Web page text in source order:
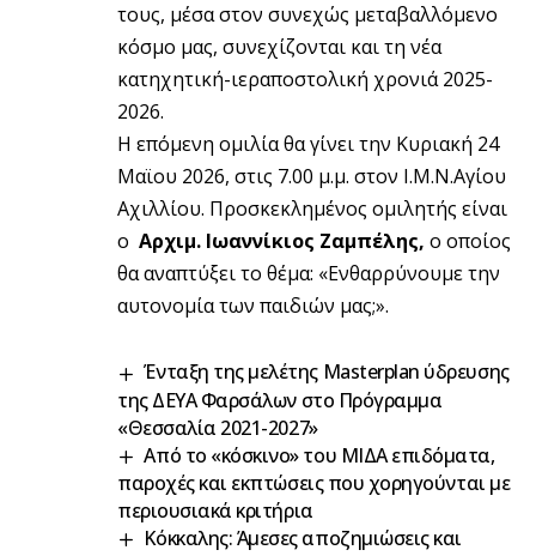
τους, μέσα στον συνεχώς μεταβαλλόμενο
κόσμο μας, συνεχίζονται και τη νέα
κατηχητική-ιεραποστολική χρονιά 2025-
2026.
Η επόμενη ομιλία θα γίνει την Κυριακή 24
Μαϊου 2026, στις 7.00 μ.μ. στον Ι.Μ.Ν.Αγίου
Αχιλλίου. Προσκεκλημένος ομιλητής είναι
ο Αρχιμ. Ιωαννίκιος Ζαμπέλης, ο οποίος
θα αναπτύξει το θέμα: «Ενθαρρύνουμε την
αυτονομία των παιδιών μας;».
Ένταξη της μελέτης Masterplan ύδρευσης
της ΔΕΥΑ Φαρσάλων στο Πρόγραμμα
«Θεσσαλία 2021-2027»
Από το «κόσκινο» του ΜΙΔΑ επιδόματα,
παροχές και εκπτώσεις που χορηγούνται με
περιουσιακά κριτήρια
Κόκκαλης: Άμεσες αποζημιώσεις και